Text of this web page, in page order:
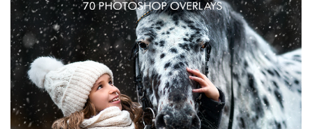
Large 6000*4000px
Descărcare gratuită